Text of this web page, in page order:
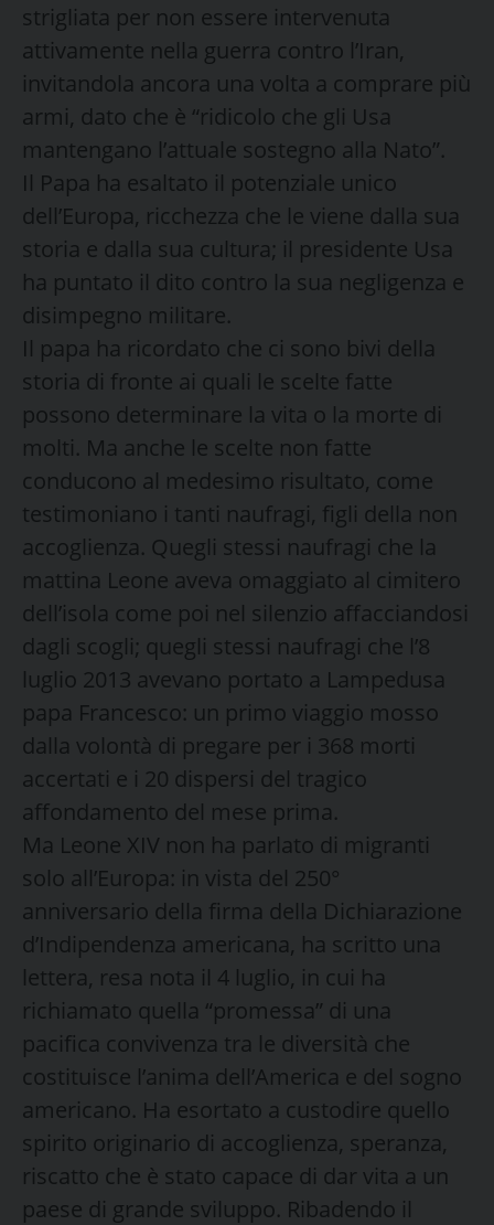
strigliata per non essere intervenuta
attivamente nella guerra contro l’Iran,
invitandola ancora una volta a comprare più
armi, dato che è “ridicolo che gli Usa
mantengano l’attuale sostegno alla Nato”.
Il Papa ha esaltato il potenziale unico
dell’Europa, ricchezza che le viene dalla sua
storia e dalla sua cultura; il presidente Usa
ha puntato il dito contro la sua negligenza e
disimpegno militare.
Il papa ha ricordato che ci sono bivi della
storia di fronte ai quali le scelte fatte
possono determinare la vita o la morte di
molti. Ma anche le scelte non fatte
conducono al medesimo risultato, come
testimoniano i tanti naufragi, figli della non
accoglienza. Quegli stessi naufragi che la
mattina Leone aveva omaggiato al cimitero
dell’isola come poi nel silenzio affacciandosi
dagli scogli; quegli stessi naufragi che l’8
luglio 2013 avevano portato a Lampedusa
papa Francesco: un primo viaggio mosso
dalla volontà di pregare per i 368 morti
accertati e i 20 dispersi del tragico
affondamento del mese prima.
Ma Leone XIV non ha parlato di migranti
solo all’Europa: in vista del 250°
anniversario della firma della Dichiarazione
d’Indipendenza americana, ha scritto una
lettera, resa nota il 4 luglio, in cui ha
richiamato quella “promessa” di una
pacifica convivenza tra le diversità che
costituisce l’anima dell’America e del sogno
americano. Ha esortato a custodire quello
spirito originario di accoglienza, speranza,
riscatto che è stato capace di dar vita a un
paese di grande sviluppo. Ribadendo il